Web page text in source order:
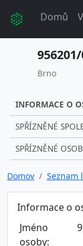
Domů
Brno
INFORMACE O
SPŘÍZNĚNÉ
SPŘÍZNĚNÉ
Domov Seznam
Informace o
Jméno
osoby: